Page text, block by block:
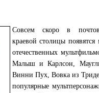
Совсем скоро в
краевой столицы
отечественных
Малыш и Карлсон,
Винни Пух, Вовка из
популярные